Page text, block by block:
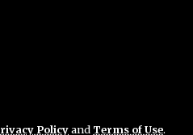
Policyand Terms of Use.